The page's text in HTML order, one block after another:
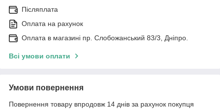
Післяплата
Оплата на рахунок
Оплата в магазині пр. Слобожанський 83/3, Дніпро.
Всі умови оплати
Умови повернення
Повернення товару впродовж 14 днів за рахунок покупця